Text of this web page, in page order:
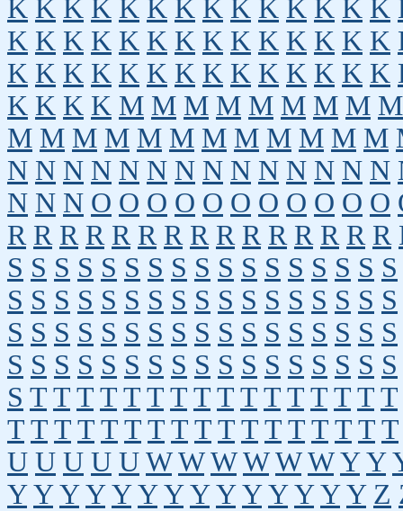
K K K K K K K K K K K K K K
K K K K K K K K K K K K K K
K K K K K K K K K K K K K K
K K K K M M M M M M M M M
M M M M M M M M M M M M
N N N N N N N N N N N N N N
N N N O O O O O O O O O O O
R R R R R R R R R R R R R R R
S S S S S S S S S S S S S S S S S
S S S S S S S S S S S S S S S S S
S S S S S S S S S S S S S S S S S
S S S S S S S S S S S S S S S S S
S T T T T T T T T T T T T T T T T
T T T T T T T T T T T T T T T T T
U U U U U W W W W W W Y Y
Y Y Y Y Y Y Y Y Y Y Y Y Y Y Z